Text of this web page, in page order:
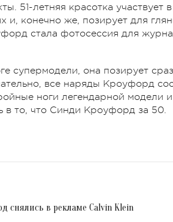
51-летняя красотка участвует в
и, конечно же, позирует для
стала фотосессия для
супермодели, она позирует
все наряды Кроуфорд
ноги легендарной модели и
в то, что Синди Кроуфорд за 50.
в рекламе Calvin Klein